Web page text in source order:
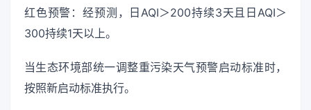
红色预警：经预测，日AQI＞200持续3天且日AQI＞
300持续1天以上。
当生态环境部统一调整重污染天气预警启动标准时，
按照新启动标准执行。